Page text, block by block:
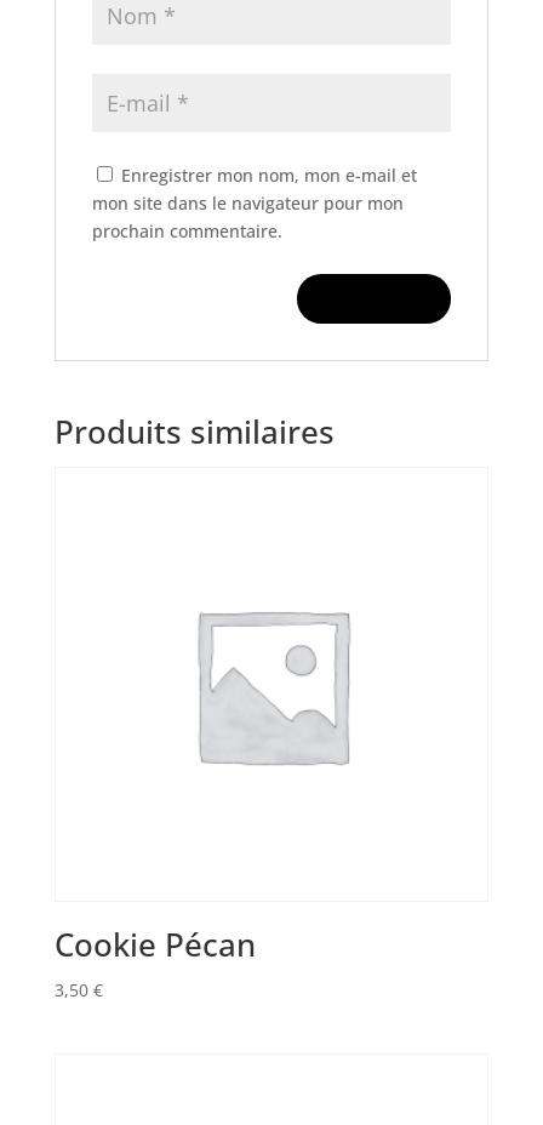
Enregistrer mon nom, mon e-mail et
mon site dans le navigateur pour mon
prochain commentaire.
Produits similaires
Cookie Pécan
3,50 €